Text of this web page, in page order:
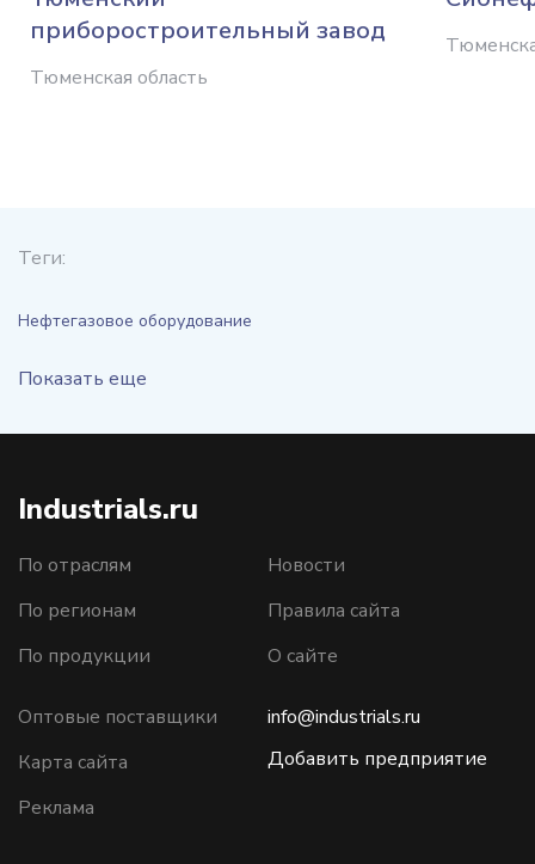
приборостроительный завод
Тюменская область
Теги:
Нефтегазовое оборудование
Показать еще
Industrials.ru
По отраслям
По регионам
По продукции
Новости
Правила сайта
О сайте
Оптовые поставщики
Карта сайта
Реклама
info@industrials.ru
Добавить предприятие